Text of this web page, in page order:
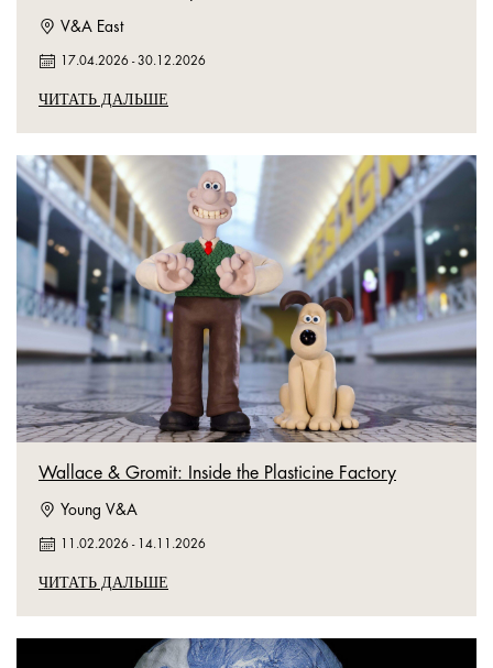
V&A East
17.04.2026 -30.12.2026
ЧИТАТЬ ДАЛЬШЕ
Wallace & Gromit: Inside the Plasticine Factory
Young V&A
11.02.2026 - 14.11.2026
ЧИТАТЬ ДАЛЬШЕ